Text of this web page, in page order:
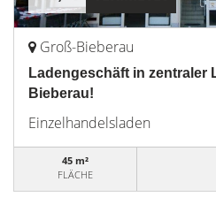
Groß-Bieberau
Ladengeschäft in zentraler
Bieberau!
Einzelhandelsladen
45 m²
FLÄCHE